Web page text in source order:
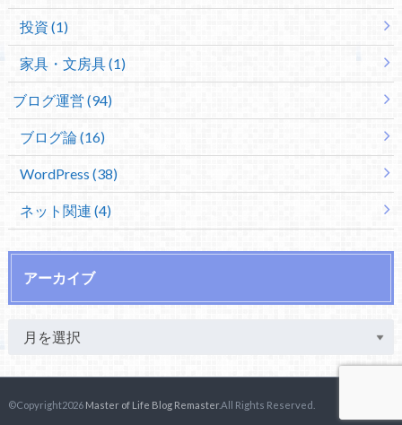
投資 (1)
家具・文房具 (1)
ブログ運営 (94)
ブログ論 (16)
WordPress (38)
ネット関連 (4)
アーカイブ
©Copyright2026 Master of Life Blog Remaster.All Rights Reserved.